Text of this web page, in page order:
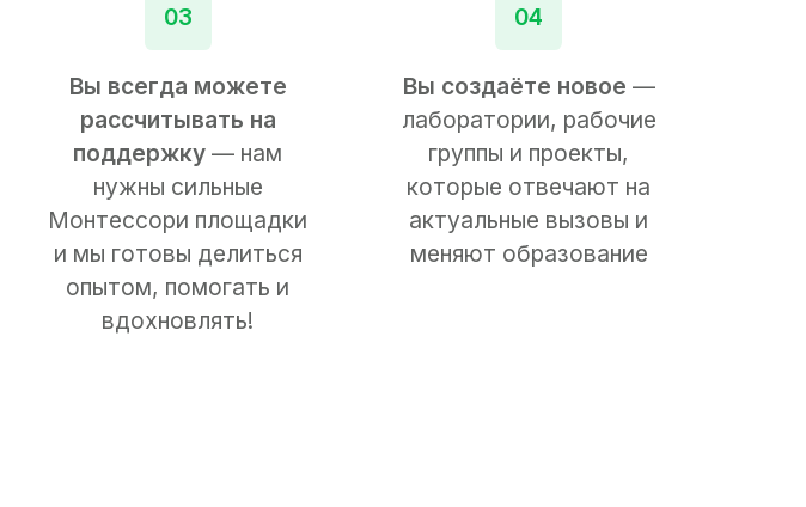
03
Вы всегда можете
рассчитывать на
поддержку — нам
нужны сильные
Монтессори площадки
и мы готовы делиться
опытом, помогать и
вдохновлять!
04
Вы создаёте новое —
лаборатории, рабочие
группы и проекты,
которые отвечают на
актуальные вызовы и
меняют образование